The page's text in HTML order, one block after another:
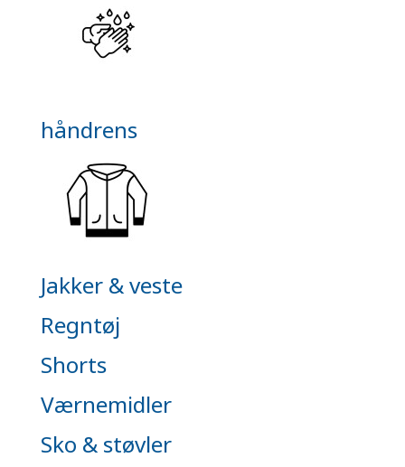
håndrens
Jakker & veste
Regntøj
Shorts
Værnemidler
Sko & støvler